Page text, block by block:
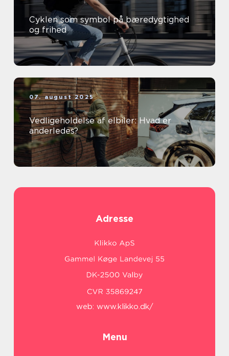
Cyklen som symbol på bæredygtighed
og frihed
07. august 2025
Vedligeholdelse af elbiler: Hvad er
anderledes?
Adresse
web: www.klikko.dk/
Menu